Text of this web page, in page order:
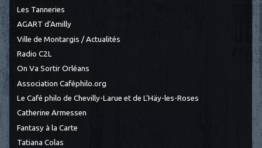
Les Tanneries
AGART d'Amilly
Ville de Montargis / Actualités
Radio C2L
On Va Sortir Orléans
Association Caféphilo.org
Le Café philo de Chevilly-Larue et de L'Häy-les-Roses
Catherine Armessen
Fantasy à la Carte
Tatiana Colas